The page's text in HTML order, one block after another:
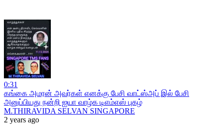
0:31
கங்கை அமரன் அவர்கள் எனக்கு பேசி வாட்ஸ்அப் இல் பேசி
அனுப்பியது நன்றி ஐயா வாழ்க டிஎம்எஸ் புகழ்
M.THIRAVIDA SELVAN SINGAPORE
2 years ago